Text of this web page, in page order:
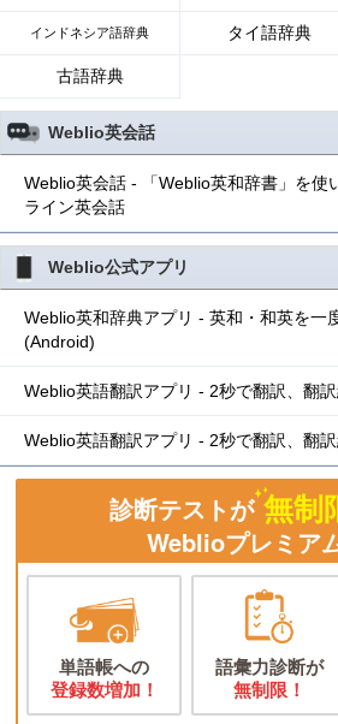
インドネシア語辞典 タイ語辞典
古語辞典
Weblio英会話
Weblio英会話 - 「Weblio英和辞書」を使
ライン英会話
Weblio公式アプリ
Weblio英和辞典アプリ - 英和・和英を一
(Android)
Weblio英語翻訳アプリ - 2秒で翻訳、翻
Weblio英語翻訳アプリ - 2秒で翻訳、翻
診断テストが 無制
Weblioプレミア
単語帳への
登録数増加！
語彙力診断が
無制限！